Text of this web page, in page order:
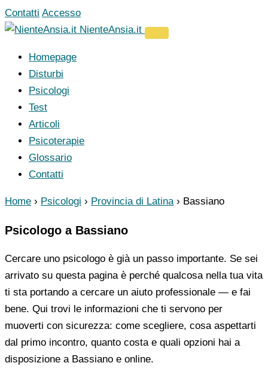
Vai
al
Contatti Accesso
NienteAnsia.it
Homepage
Disturbi
Psicologi
Test
Articoli
Psicoterapie
Glossario
Contatti
Home › Psicologi › Provincia di Latina › Bassiano
Psicologo a Bassiano
Cercare uno psicologo è già un passo importante. Se sei
arrivato su questa pagina è perché qualcosa nella tua vita
ti sta portando a cercare un aiuto professionale — e fai
bene. Qui trovi le informazioni che ti servono per
muoverti con sicurezza: come scegliere, cosa aspettarti
dal primo incontro, quanto costa e quali opzioni hai a
disposizione a Bassiano e online.